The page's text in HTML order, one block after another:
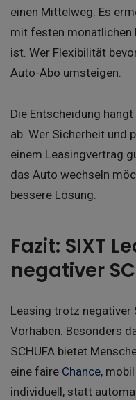
einen Mittelweg. Es
mit festen monatlichen
ist. Wer Flexibilität
Auto-Abo umsteigen.
Die Entscheidung
ab. Wer Sicherheit und
einem Leasingvertrag
das Auto wechseln
bessere Lösung.
Fazit: SIXT
negativer
Leasing trotz negativer
Vorhaben. Besonders
SCHUFA bietet
eine faire Chance,
individuell, statt